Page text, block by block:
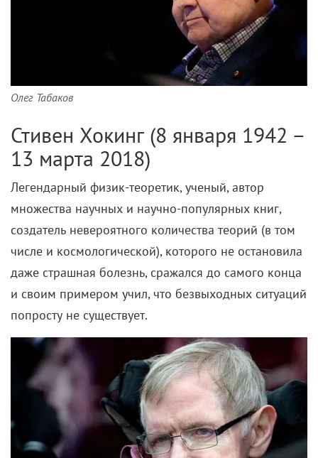
Олег Табаков
Стивен Хокинг (8 января 1942 –
13 марта 2018)
Легендарный физик-теоретик, ученый, автор
множества научных и научно-популярных книг,
создатель невероятного количества теорий (в том
числе и космологической), которого не остановила
даже страшная болезнь, сражался до самого конца
и своим примером учил, что безвыходных ситуаций
попросту не существует.